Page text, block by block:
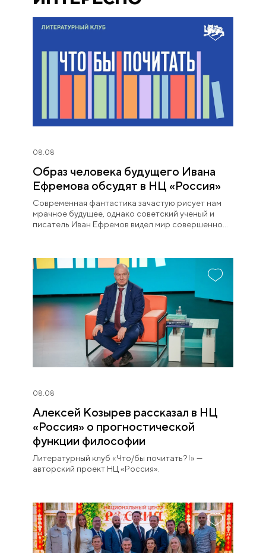
08.08
Образ человека будущего Ивана
Ефремова обсудят в НЦ «Россия»
Современная фантастика зачастую рисует нам
мрачное будущее, однако советский ученый и
писатель Иван Ефремов видел мир совершенно
08.08
Алексей Козырев рассказал в НЦ
«Россия» о прогностической
функции философии
Литературный клуб «Что/бы почитать?!» —
авторский проект НЦ «Россия».